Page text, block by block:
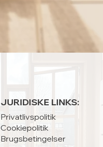
JURIDISKE LINKS:
Privatlivspolitik
Cookiepolitik
Brugsbetingelser